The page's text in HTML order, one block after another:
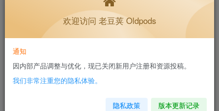
等我想好昵称再说
4个月前更新
私信
软件介绍
兼容版本：安卓4.1+
欢迎访问 老豆荚 Oldpods
通知
因内部产品调整与优化，现已关闭新用户注册和资源投稿。
我们非常注重您的隐私体验。
隐私政策 版本更新记录